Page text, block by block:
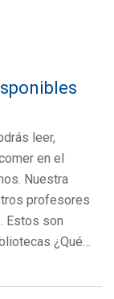
leer,
en el
Nuestra
profesores
Estos son
¿Qué…